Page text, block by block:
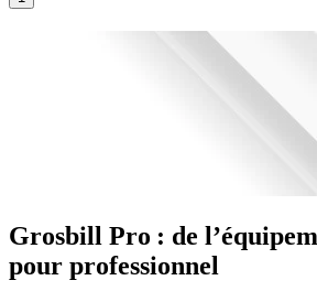
Grosbill Pro : de
pour professionnel